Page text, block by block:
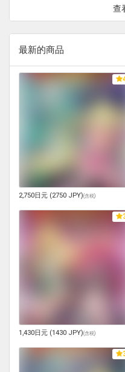
查
最新的商品
2,750日元 (2750 JPY)(含税)
1,430日元 (1430 JPY)(含税)